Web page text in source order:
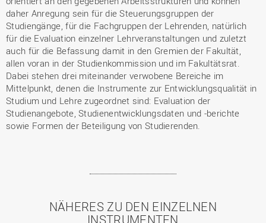
daher Anregung sein für die Steuerungsgruppen der
Studiengänge, für die Fachgruppen der Lehrenden, natürlich
für die Evaluation einzelner Lehrveranstaltungen und zuletzt
auch für die Befassung damit in den Gremien der Fakultät,
allen voran in der Studienkommission und im Fakultätsrat.
Dabei stehen drei miteinander verwobene Bereiche im
Mittelpunkt, denen die Instrumente zur Entwicklungsqualität in
Studium und Lehre zugeordnet sind: Evaluation der
Studienangebote, Studienentwicklungsdaten und -berichte
sowie Formen der Beteiligung von Studierenden.
NÄHERES ZU DEN EINZELNEN
INSTRUMENTEN